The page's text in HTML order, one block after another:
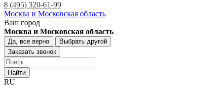
8 (495) 320-61-99
Москва и Московская область
Ваш город
Москва и Московская область
Да, все верно
Выбрать другой
Заказать звонок
Найти
RU